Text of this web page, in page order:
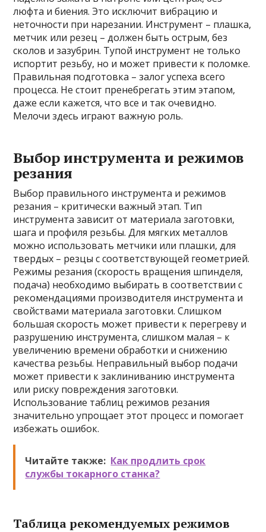
люфта и биения. Это исключит вибрацию и
неточности при нарезании. Инструмент – плашка,
метчик или резец – должен быть острым, без
сколов и зазубрин. Тупой инструмент не только
испортит резьбу, но и может привести к поломке.
Правильная подготовка – залог успеха всего
процесса. Не стоит пренебрегать этим этапом,
даже если кажется, что все и так очевидно.
Мелочи здесь играют важную роль.
Выбор инструмента и режимов
резания
Выбор правильного инструмента и режимов
резания – критически важный этап. Тип
инструмента зависит от материала заготовки,
шага и профиля резьбы. Для мягких металлов
можно использовать метчики или плашки, для
твердых – резцы с соответствующей геометрией.
Режимы резания (скорость вращения шпинделя,
подача) необходимо выбирать в соответствии с
рекомендациями производителя инструмента и
свойствами материала заготовки. Слишком
большая скорость может привести к перегреву и
разрушению инструмента, слишком малая – к
увеличению времени обработки и снижению
качества резьбы. Неправильный выбор подачи
может привести к заклиниванию инструмента
или риску повреждения заготовки.
Использование таблиц режимов резания
значительно упрощает этот процесс и помогает
избежать ошибок.
Читайте также: Как продлить срок
службы токарного станка?
Таблица рекомендуемых режимов